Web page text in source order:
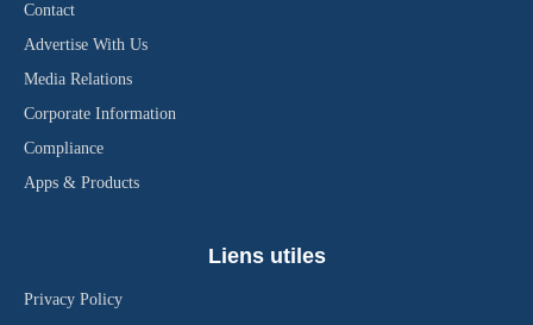
Contact
Advertise With Us
Media Relations
Corporate Information
Compliance
Apps & Products
Liens utiles
Privacy Policy